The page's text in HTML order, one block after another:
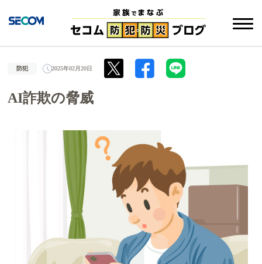
防犯 2025年02月20日
AI詐欺の脅威